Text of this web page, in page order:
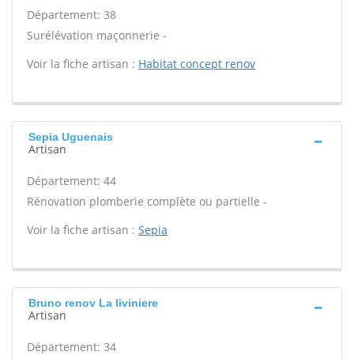
Département: 38
Surélévation maçonnerie -
Voir la fiche artisan : Habitat concept renov
Sepia Uguenais
Artisan
Département: 44
Rénovation plomberie complète ou partielle -
Voir la fiche artisan : Sepia
Bruno renov La liviniere
Artisan
Département: 34